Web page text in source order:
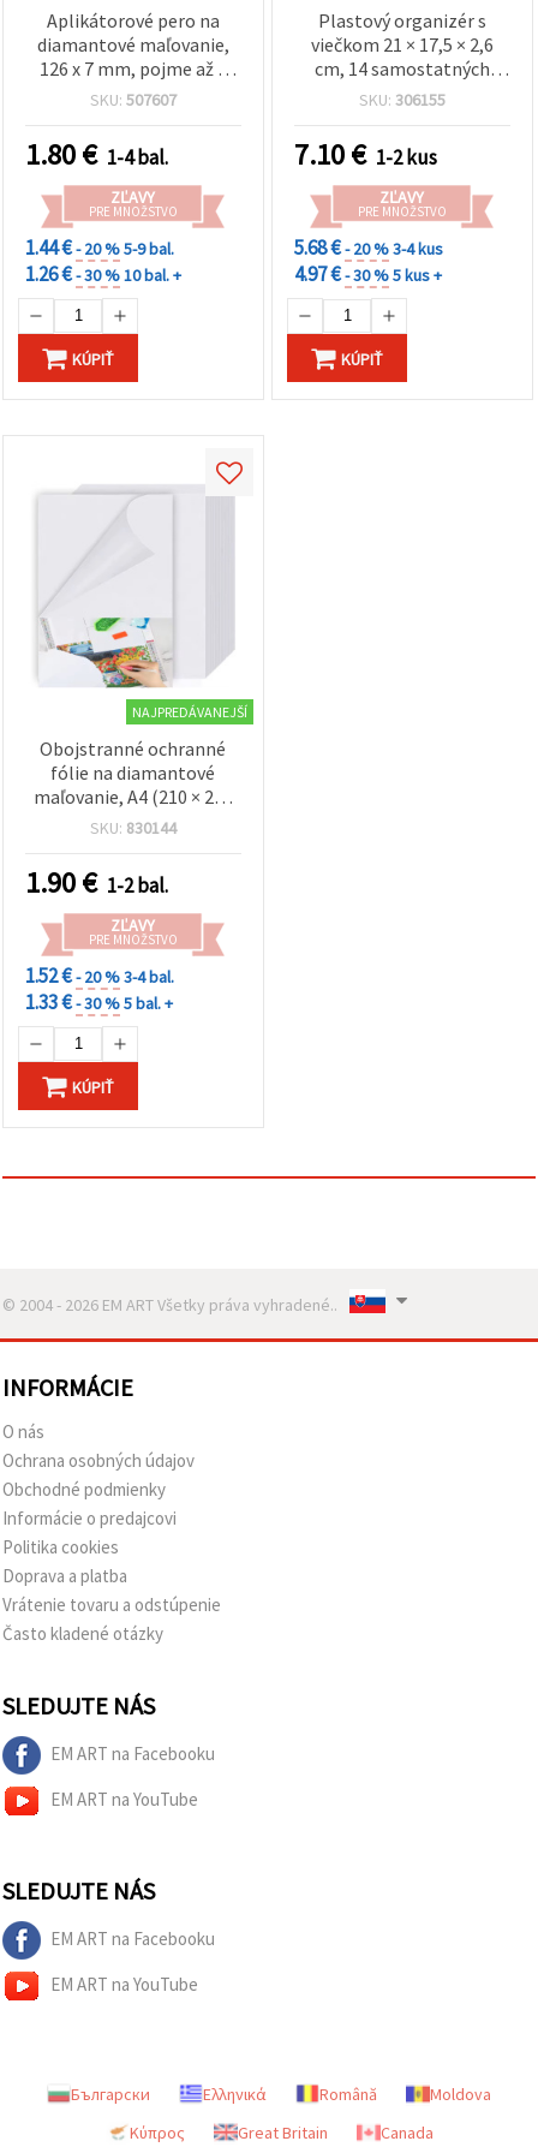
Aplikátorové pero na
diamantové maľovanie,
126 x 7 mm, pojme až 3
kamienky, sada 2 ks
SKU: 507607
1.80€ 1-4 bal.
ZĽAVY
PRE MNOŽSTVO
1.44 €- 20 %5-9 bal.
1.26 €- 30 %10 bal. +
KÚPIŤ
Plastový organizér s
viečkom 21 × 17,5 × 2,6
cm, 14 samostatných
krabičiek 10 × 2,1 × 2,3 cm,
na korálky a bižutériu
SKU: 306155
7.10€ 1-2 kus
ZĽAVY
PRE MNOŽSTVO
5.68 €- 20 %3-4 kus
4.97 €- 30 %5 kus +
KÚPIŤ
NAJPREDÁVANEJŠÍ
Obojstranné ochranné
fólie na diamantové
maľovanie, A4 (210 × 297
mm) – 10 ks
SKU: 830144
1.90€ 1-2 bal.
ZĽAVY
PRE MNOŽSTVO
1.52 €- 20 %3-4 bal.
1.33 €- 30 %5 bal. +
KÚPIŤ
© 2004 - 2026 EM ART Všetky práva vyhradené..
INFORMÁCIE
O nás
Ochrana osobných údajov
Obchodné podmienky
Informácie o predajcovi
Politika cookies
Doprava a platba
Vrátenie tovaru a odstúpenie
Často kladené otázky
SLEDUJTE NÁS
EM ART na Facebooku
EM ART na YouTube
SLEDUJTE NÁS
EM ART na Facebooku
EM ART na YouTube
Български Ελληνικά Română
Moldova
Κύπρος
Great Britain Canada